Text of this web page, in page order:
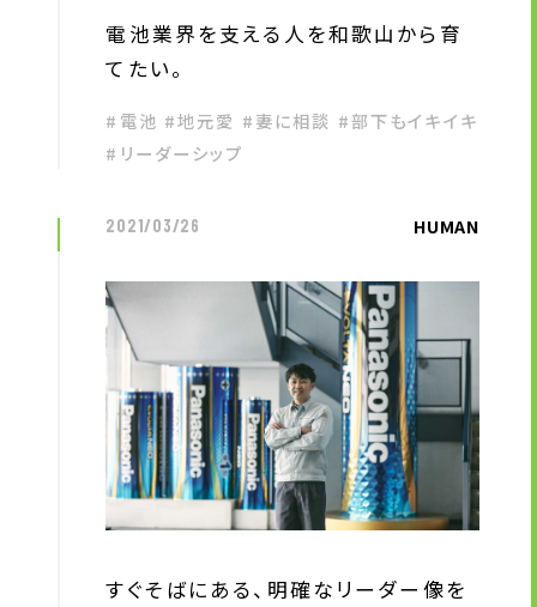
電池業界を支える人を和歌山から育
てたい。
#電池 #地元愛 #妻に相談 #部下もイキイキ
#リーダーシップ
HUMAN
2021/03/26
すぐそばにある、明確なリーダー像を